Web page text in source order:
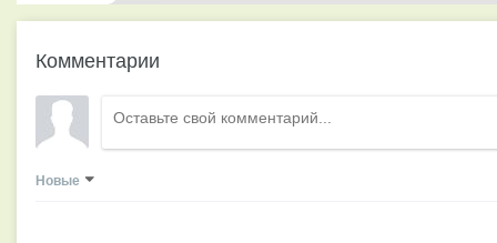
Комментарии
Новые